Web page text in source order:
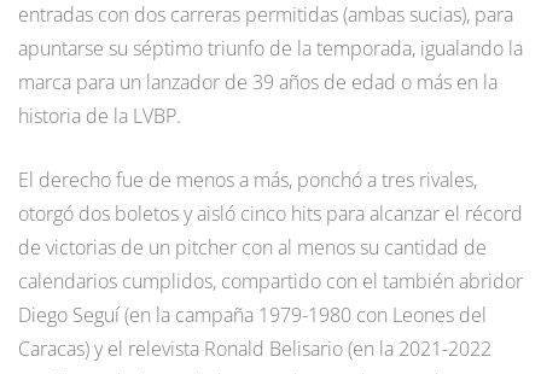
entradas con dos carreras permitidas (ambas sucias), para
apuntarse su séptimo triunfo de la temporada, igualando la
marca para un lanzador de 39 años de edad o más en la
historia de la LVBP.
El derecho fue de menos a más, ponchó a tres rivales,
otorgó dos boletos y aisló cinco hits para alcanzar el récord
de victorias de un pitcher con al menos su cantidad de
calendarios cumplidos, compartido con el también abridor
Diego Seguí (en la campaña 1979-1980 con Leones del
Caracas) y el relevista Ronald Belisario (en la 2021-2022